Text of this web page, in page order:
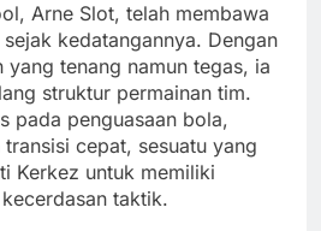
Arne Slot, telah membawa
kedatangannya. Dengan
tenang namun tegas, ia
struktur permainan tim.
pada penguasaan bola,
cepat, sesuatu yang
Kerkez untuk memiliki
taktik.